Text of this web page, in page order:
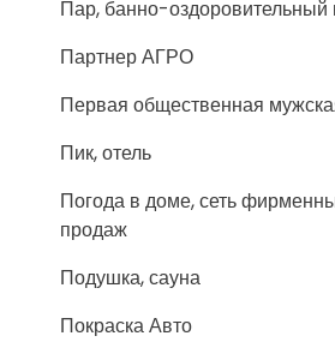
Пар, банно-оздоровительный
Партнер АГРО
Первая общественная
Пик, отель
Погода в доме, сеть
продаж
Подушка, сауна
Покраска Авто